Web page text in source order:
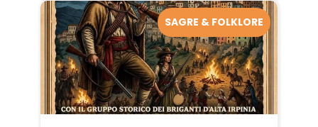
SAGRE & FOLKLORE